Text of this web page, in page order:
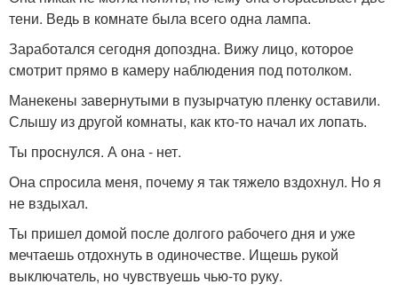
тени. Ведь в комнате была всего одна лампа.
Заработался сегодня допоздна. Вижу лицо, которое
смотрит прямо в камеру наблюдения под потолком.
Манекены завернутыми в пузырчатую пленку оставили.
Слышу из другой комнаты, как кто-то начал их лопать.
Ты проснулся. А она - нет.
Она спросила меня, почему я так тяжело вздохнул. Но я
не вздыхал.
Ты пришел домой после долгого рабочего дня и уже
мечтаешь отдохнуть в одиночестве. Ищешь рукой
выключатель, но чувствуешь чью-то руку.